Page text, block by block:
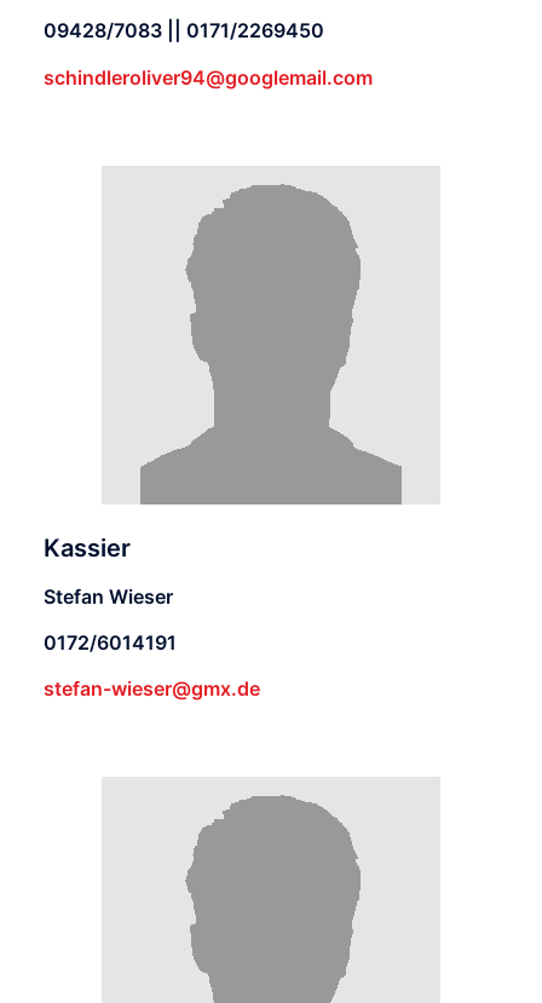
09428/7083 || 0171/2269450
schindleroliver94@googlemail.com
Kassier
Stefan Wieser
0172/6014191
stefan-wieser@gmx.de